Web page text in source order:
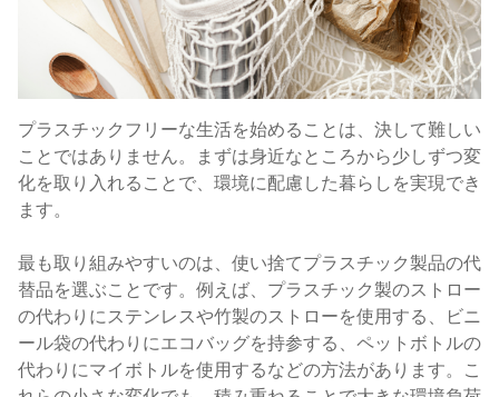
プラスチックフリーな生活を始めることは、決して難しい
ことではありません。まずは身近なところから少しずつ変
化を取り入れることで、環境に配慮した暮らしを実現でき
ます。
最も取り組みやすいのは、使い捨てプラスチック製品の代
替品を選ぶことです。例えば、プラスチック製のストロー
の代わりにステンレスや竹製のストローを使用する、ビニ
ール袋の代わりにエコバッグを持参する、ペットボトルの
代わりにマイボトルを使用するなどの方法があります。こ